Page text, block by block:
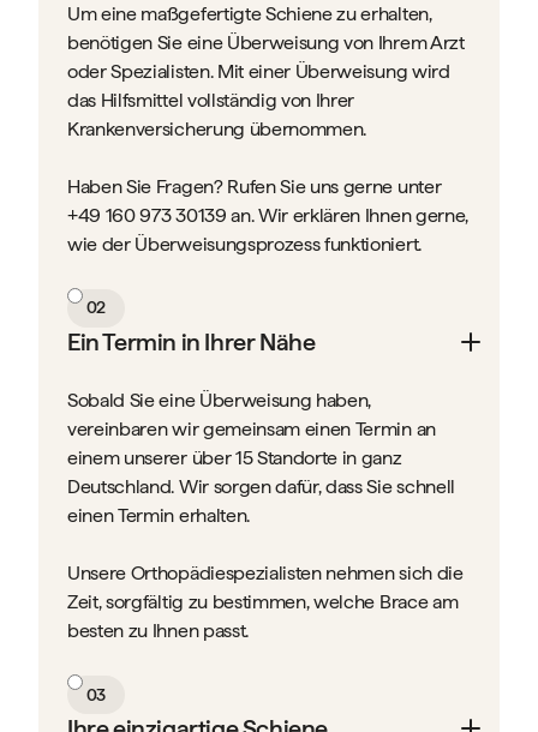
Um eine maßgefertigte Schiene zu erhalten,
benötigen Sie eine Überweisung von Ihrem Arzt
oder Spezialisten. Mit einer Überweisung wird
das Hilfsmittel vollständig von Ihrer
Krankenversicherung übernommen.
Haben Sie Fragen? Rufen Sie uns gerne unter
+49 160 973 30139 an. Wir erklären Ihnen gerne,
wie der Überweisungsprozess funktioniert.
02
Ein Termin in Ihrer Nähe
Sobald Sie eine Überweisung haben,
vereinbaren wir gemeinsam einen Termin an
einem unserer über 15 Standorte in ganz
Deutschland. Wir sorgen dafür, dass Sie schnell
einen Termin erhalten.
Unsere Orthopädiespezialisten nehmen sich die
Zeit, sorgfältig zu bestimmen, welche Brace am
besten zu Ihnen passt.
03